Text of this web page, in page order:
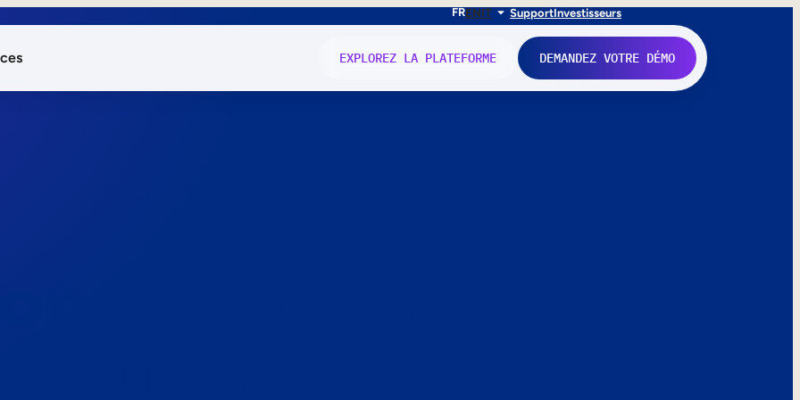
FRENIT SupportInvestisseurs
EXPLOREZ LA PLATEFORME DEMANDEZ VOTRE DÉMO